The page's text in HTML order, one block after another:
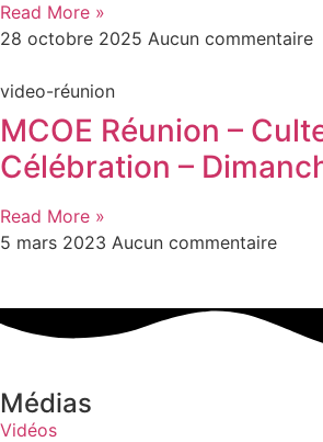
Read More »
28 octobre 2025 Aucun commentaire
video-réunion
MCOE Réunion –
Célébration –
Read More »
5 mars 2023 Aucun commentaire
Médias
Vidéos